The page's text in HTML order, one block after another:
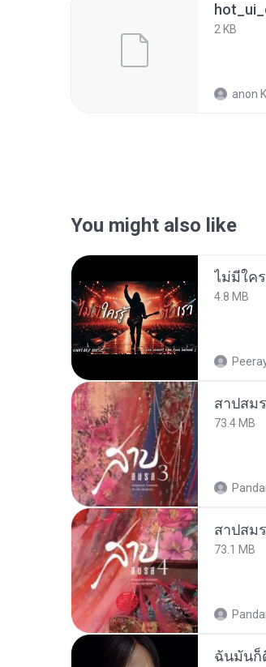
2 KB
anon K.
You might also like
4.8 MB
สาปสม
73.4 MB
สาปสม
73.1 MB
ฉันมันก็